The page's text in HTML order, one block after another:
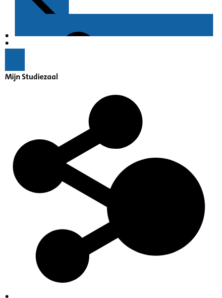
Mijn Studiezaal